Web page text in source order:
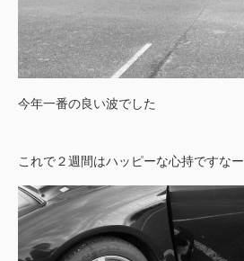
今年一番の良い波でした
これで２週間はハッピーな心持ですなー